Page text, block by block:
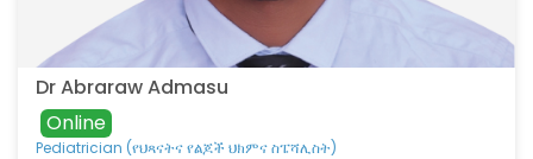
Dr Abraraw Admasu
Online
Pediatrician (የህጻናትና የልጆች ህክምና ስፔሻሊስት)